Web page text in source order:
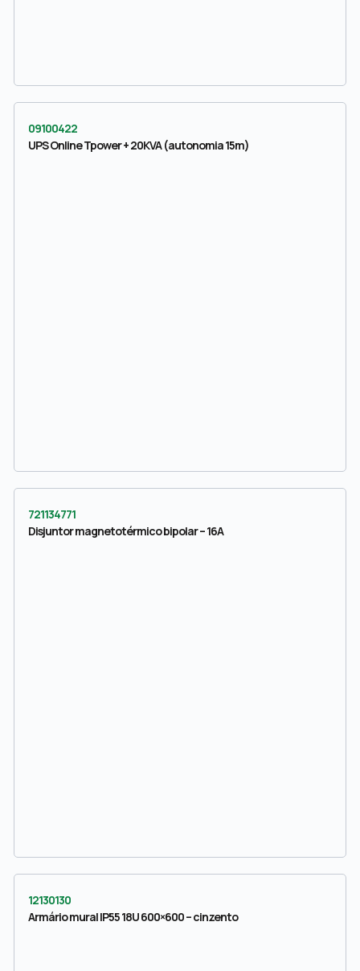
09100422
UPS Online Tpower + 20KVA (autonomia 15m)
721134771
Disjuntor magnetotérmico bipolar – 16A
12130130
Armário mural IP55 18U 600×600 – cinzento